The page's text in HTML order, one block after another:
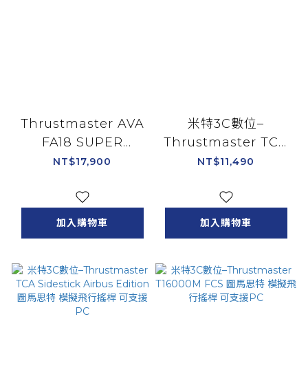
Thrustmaster AVA
FA18 SUPER
HORNET FLIGHT
飛行搖桿
NT$17,900
加入購物車
米特3C數位–
Thrustmaster TCA
Captain Pack X
組大全配可支援Xbox
NT$11,490
加入購物車